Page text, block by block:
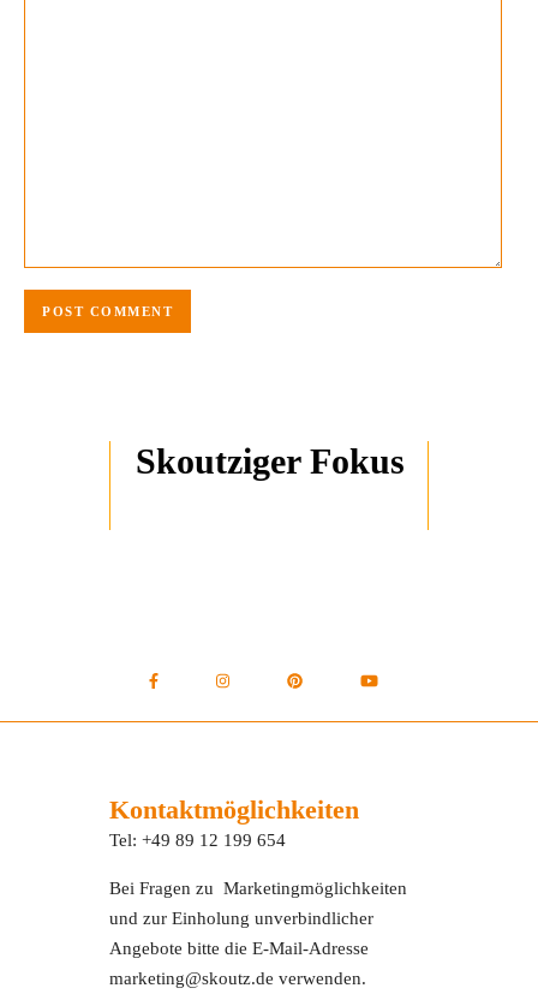
Skoutziger Fokus
Kontaktmöglichkeiten
Tel: +49 89 12 199 654
Bei Fragen zu Marketingmöglichkeiten
und zur Einholung unverbindlicher
Angebote bitte die E-Mail-Adresse
marketing@skoutz.de verwenden.